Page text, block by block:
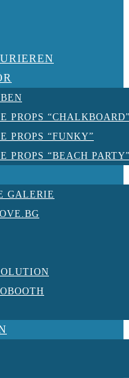
PROPS
PROPS “FUNKY”
PROPS “BEACH
GALERIE